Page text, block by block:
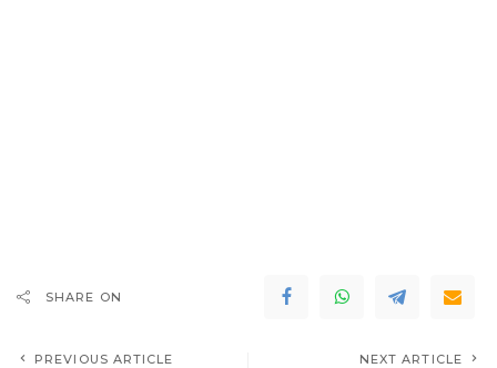
SHARE ON
PREVIOUS ARTICLE NEXT ARTICLE